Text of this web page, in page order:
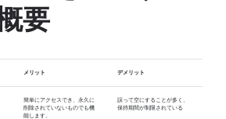
要
メリット デメリット
簡単にアクセスでき、永久に
削除されていないものでも機
能します。
誤って空にすることが多く、
保持期間が制限されている